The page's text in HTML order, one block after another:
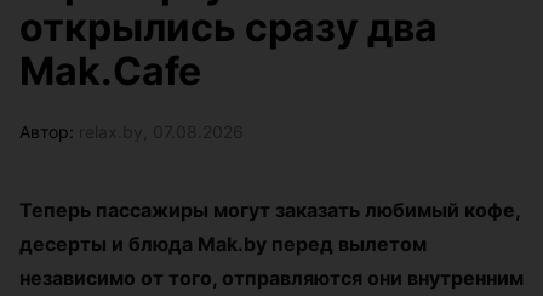
открылись сразу два
Mak.Cafe
Автор:
Теперь пассажиры могут заказать любимый кофе,
десерты и блюда Mak.by перед вылетом
независимо от того, отправляются они внутренним